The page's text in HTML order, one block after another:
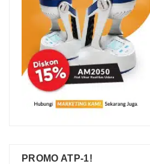
PROMO ATP-1!